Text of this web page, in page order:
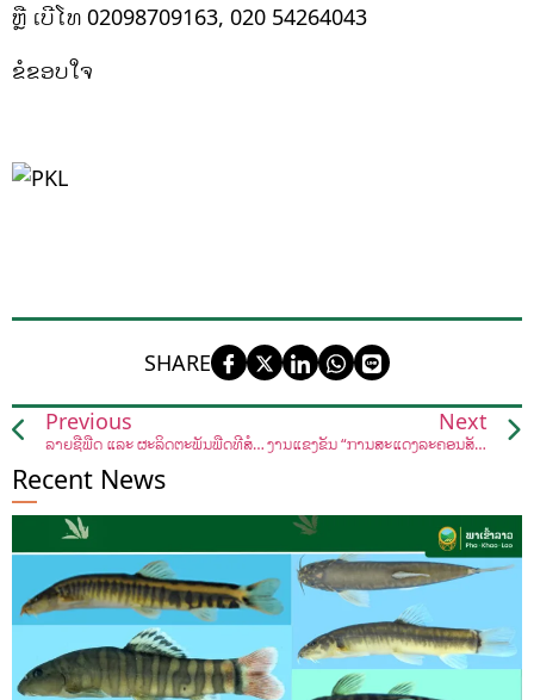
ຫຼື ເບີໂທ 02098709163, 020 54264043
ຂໍຂອບໃຈ
SHARE
Previous
ລາຍຊື່ພືດ ແລະ ຜະລິດຕະພັນພືດທີ່ສໍາເລັດການເຈລະຈາສົ່ງອອກໄປ ສປ ຈີນ
Next
ງານແຂ່ງຂັນ “ການສະແດງລະຄອນສັ້ນກ່ຽວກັບການປຸກລະດົມຮັກສາສິ່ງແວດລ້ອມ ແລະ ຫຼຸດຜ່ອນການນຳໃຊ້ປຣາສະຕິກ”
Recent News